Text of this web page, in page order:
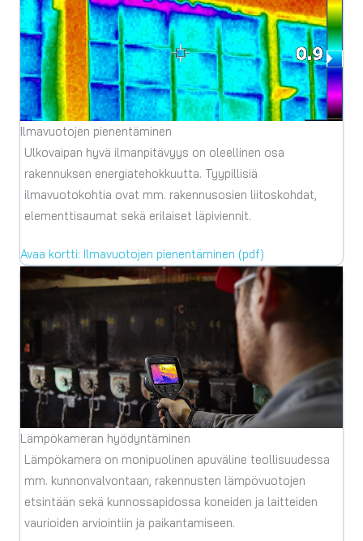
Ilmavuotojen pienentäminen
Ulkovaipan hyvä ilmanpitävyys on oleellinen osa
rakennuksen energiatehokkuutta. Tyypillisiä
ilmavuotokohtia ovat mm. rakennusosien liitoskohdat,
elementtisaumat sekä erilaiset läpiviennit.
Avaa kortti: Ilmavuotojen pienentäminen (pdf)
Lämpökameran hyödyntäminen
Lämpökamera on monipuolinen apuväline teollisuudessa
mm. kunnonvalvontaan, rakennusten lämpövuotojen
etsintään sekä kunnossapidossa koneiden ja laitteiden
vaurioiden arviointiin ja paikantamiseen.